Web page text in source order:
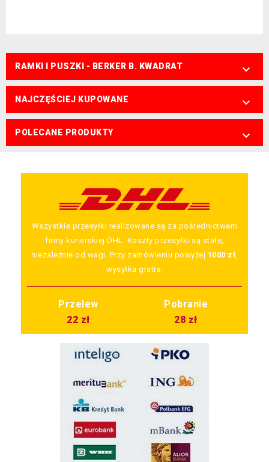
RAMKI I PUSZKI - BERKER B. KWADRAT 
NAJCZĘŚCIEJ KUPOWANE 
POLECANE PRODUKTY 
Wszystkie przesyłki realizowane są za pośrednictwem
firmy kurierskiej DHL. Koszty przesyłki są stałe,
niezależnie od wagi. Przy zamówieniu powyżej 1000 zł
wysyłka gratis.
Przelew
Pobranie
22 zł
28 zł